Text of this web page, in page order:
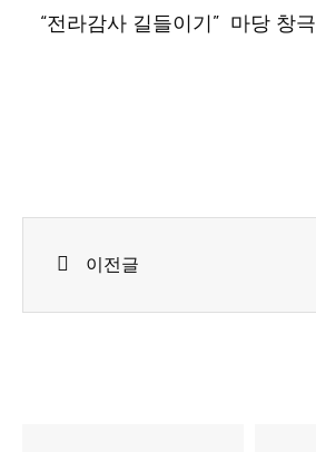
“전라감사 길들이기” 마당 창극
이전글